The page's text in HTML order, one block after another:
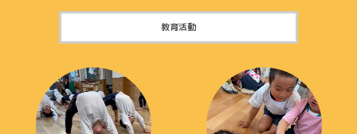
教育活動